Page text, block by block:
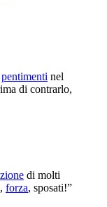
pentimenti nel
di contrarlo,
di molti
forza, sposati!”